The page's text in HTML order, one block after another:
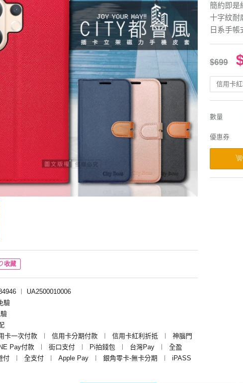
收藏
︱
UA2500010006
驗
卡一次付款
︱ 信用卡分期付款 ︱ 信用卡紅利折抵 ︱
神腦門
Pay付款 ︱ 街口支付 ︱ Pi拍錢包 ︱ 台灣Pay ︱
全盈
付 ︱ 全支付 ︱ Apple Pay ︱ 銀角零卡-無卡分期 ︱
iPASS
簡約即
十字紋耐
日系手帳
$699
信用卡
數量
優惠券